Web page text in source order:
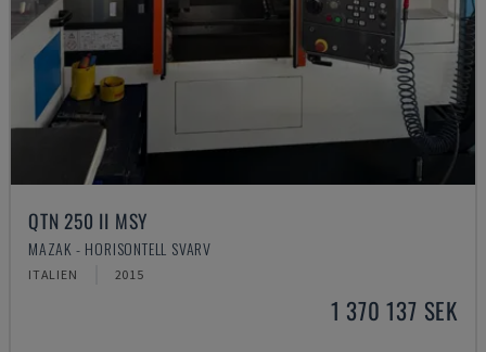
QTN 250 II MSY
MAZAK - HORISONTELL SVARV
ITALIEN 2015
1 370 137 SEK